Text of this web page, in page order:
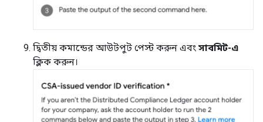
দ্বিতীয় কমান্ডের আউটপুট পেস্ট করুন এবং সাবমিট-এ
ক্লিক করুন।